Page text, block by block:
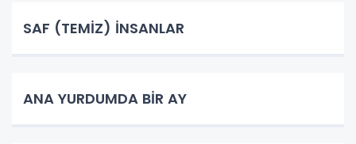
SAF (TEMİZ) İNSANLAR
ANA YURDUMDA BİR AY